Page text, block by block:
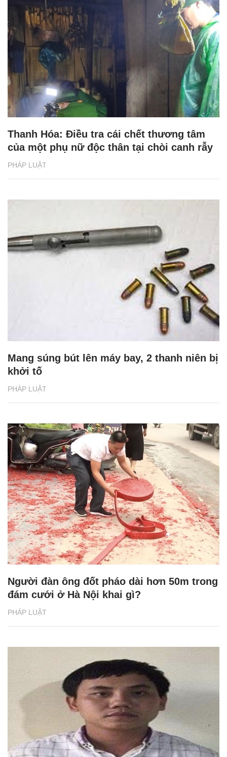
PHÁP LUẬT
Thanh Hóa: Điều tra cái chết thương tâm
của một phụ nữ độc thân tại chòi canh rẫy
PHÁP LUẬT
Mang súng bút lên máy bay, 2 thanh niên bị
khởi tố
PHÁP LUẬT
Người đàn ông đốt pháo dài hơn 50m trong
đám cưới ở Hà Nội khai gì?